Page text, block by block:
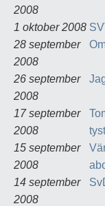
2008
1 oktober 2008
28 september
2008
26 september
2008
17 september
2008
15 september
2008
14 september
2008